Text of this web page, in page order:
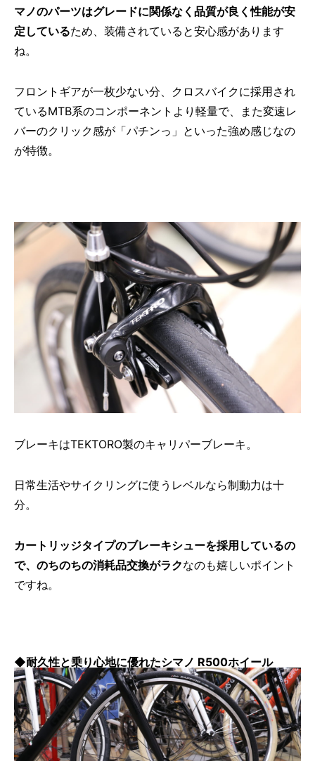
マノのパーツはグレードに関係なく品質が良く性能が安
定しているため、装備されていると安心感があります
ね。
フロントギアが一枚少ない分、クロスバイクに採用され
ているMTB系のコンポーネントより軽量で、また変速レ
バーのクリック感が「パチンっ」といった強め感じなの
が特徴。
ブレーキはTEKTORO製のキャリパーブレーキ。
日常生活やサイクリングに使うレベルなら制動力は十
分。
カートリッジタイプのブレーキシューを採用しているの
で、のちのちの消耗品交換がラクなのも嬉しいポイント
ですね。
◆耐久性と乗り心地に優れたシマノ R500ホイール